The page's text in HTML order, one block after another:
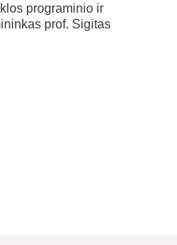
programinio ir
prof. Sigitas